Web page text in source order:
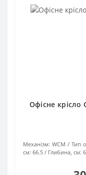
Офісне крісло
Механізм: WCM Тип
см: 66.5 Глибина, см: